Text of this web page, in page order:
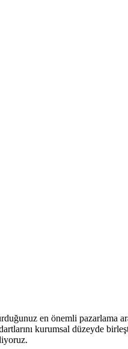
en önemli pazarlama
kurumsal düzeyde